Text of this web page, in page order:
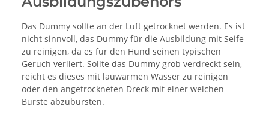
Das Dummy sollte an der Luft getrocknet werden. Es ist
nicht sinnvoll, das Dummy für die Ausbildung mit Seife
zu reinigen, da es für den Hund seinen typischen
Geruch verliert. Sollte das Dummy grob verdreckt sein,
reicht es dieses mit lauwarmen Wasser zu reinigen
oder den angetrockneten Dreck mit einer weichen
Bürste abzubürsten.